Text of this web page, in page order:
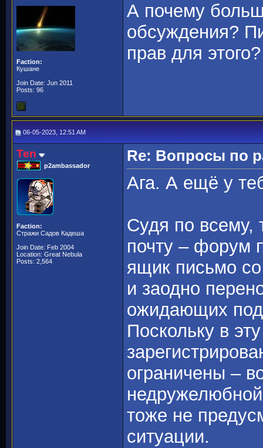
Faction:
Кушане
Join Date: Jun 2011
Posts: 96
А почему
обсуждения?
прав для этого?
06-05-2023, 12:51 AM
Ten
p2ambassador
Faction:
Стражи Садов Кадеша
Join Date: Feb 2004
Location: Great Nebula
Posts: 2,564
Re: Вопросы по
Ага. А ещё у
Судя по
почту – форум
ящик письмо
и заодно
ожидающих
Поскольку в
ограничены –
недружелюбной
тоже не
ситуации.